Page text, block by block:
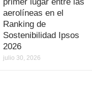
primer lugar entre las
aerolíneas en el
Ranking de
Sostenibilidad Ipsos
2026
julio 30, 2026